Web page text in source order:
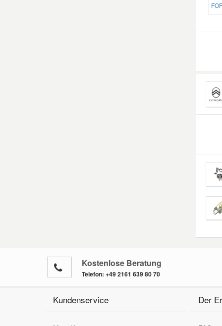
Kostenlose Beratung
Telefon: +49 2161 639 80 70
Kundenservice Der